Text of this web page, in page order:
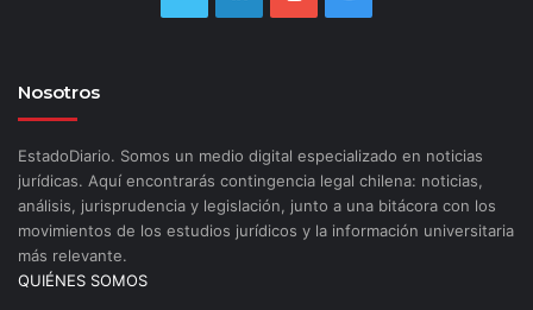
Nosotros
EstadoDiario. Somos un medio digital especializado en noticias
jurídicas. Aquí encontrarás contingencia legal chilena: noticias,
análisis, jurisprudencia y legislación, junto a una bitácora con los
movimientos de los estudios jurídicos y la información universitaria
más relevante.
QUIÉNES SOMOS